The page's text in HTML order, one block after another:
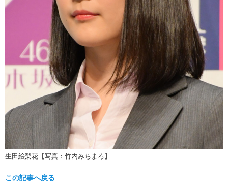
生田絵梨花【写真：竹内みちまろ】
この記事へ戻る